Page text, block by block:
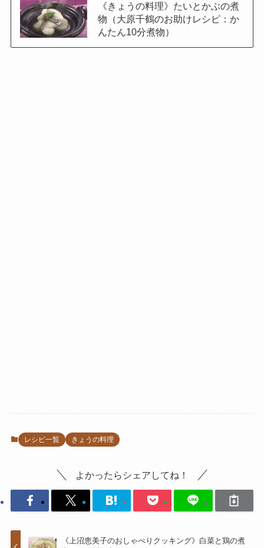
《きょうの料理》たいとかぶの煮
物（大原千鶴のお助けレシピ：か
んたん10分煮物）
レシピ一覧 きょうの料理
よかったらシェアしてね！
《上沼恵美子のおしゃべりクッキング》白菜と鶏の煮